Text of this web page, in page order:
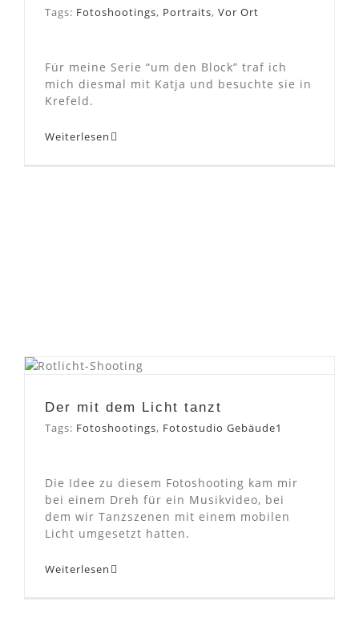
Tags: Fotoshootings, Portraits, Vor Ort
Für meine Serie “um den Block” traf ich
mich diesmal mit Katja und besuchte sie in
Krefeld.
Weiterlesen
Der mit dem Licht tanzt
Der mit dem Licht tanzt
Tags: Fotoshootings, Fotostudio Gebäude1
Die Idee zu diesem Fotoshooting kam mir
bei einem Dreh für ein Musikvideo, bei
dem wir Tanzszenen mit einem mobilen
Licht umgesetzt hatten.
Weiterlesen